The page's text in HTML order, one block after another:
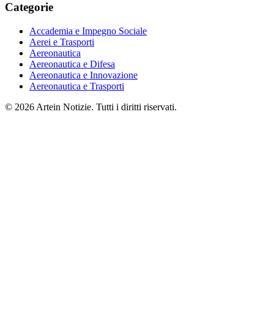
Categorie
Accademia e Impegno Sociale
Aerei e Trasporti
Aereonautica
Aereonautica e Difesa
Aereonautica e Innovazione
Aereonautica e Trasporti
© 2026 Artein Notizie. Tutti i diritti riservati.